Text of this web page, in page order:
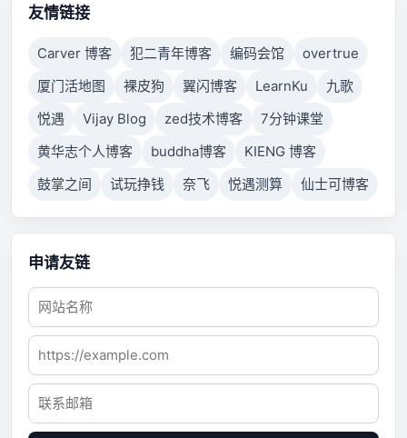
to respond.
友情链接
Carver 博客 犯二青年博客 编码会馆
overtrue
厦门活地图
裸皮狗 翼闪博客 LearnKu
九歌
悦遇
Vijay Blog zed技术博客
7分钟课堂
黄华志个人博客
buddha博客
KIENG 博客
鼓掌之间
试玩挣钱 奈飞 悦遇测算 仙士可博客
申请友链